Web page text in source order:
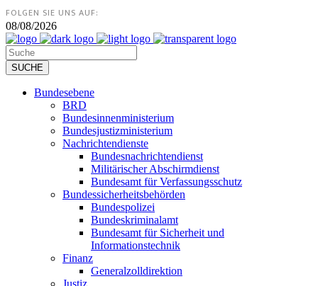
FOLGEN SIE UNS AUF:
08/08/2026
Bundesebene
BRD
Bundesinnenministerium
Bundesjustizministerium
Nachrichtendienste
Bundesnachrichtendienst
Militärischer Abschirmdienst
Bundesamt für Verfassungsschutz
Bundessicherheitsbehörden
Bundespolizei
Bundeskriminalamt
Bundesamt für Sicherheit und
Informationstechnik
Finanz
Generalzolldirektion
Justiz